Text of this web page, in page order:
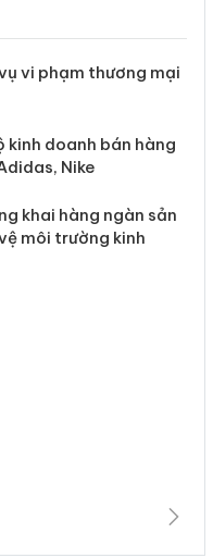
vụ vi phạm thương
7
6 hộ kinh doanh bán
hiệu Adidas, Nike